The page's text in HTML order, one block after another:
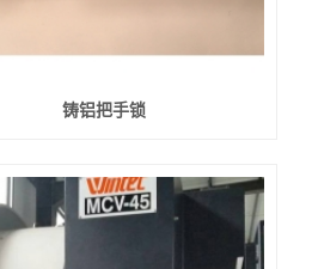
铸铝把手锁